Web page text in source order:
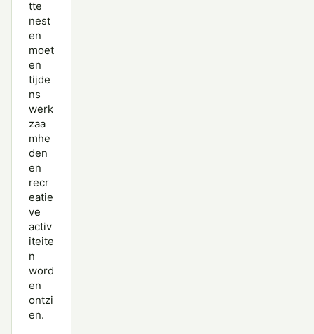
tte
nest
en
moet
en
tijde
ns
werk
zaa
mhe
den
en
recr
eatie
ve
activ
iteite
n
word
en
ontzi
en.